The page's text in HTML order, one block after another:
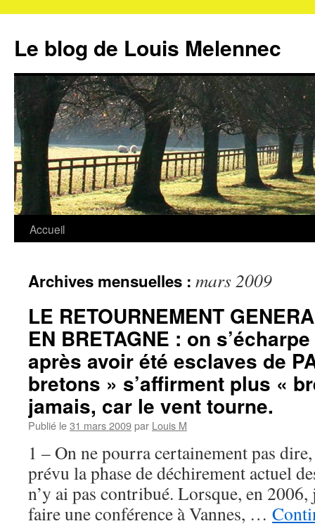
contenu
Le blog de Louis Melennec
Accueil
Archives mensuelles : mars 2009
LE RETOURNEMENT
EN BRETAGNE : on
après avoir été esclaves de
bretons » s’affirment plus «
jamais, car le vent tourne.
Publié le31 mars 2009par Louis M
1 – On ne pourra certainement pas
prévu la phase de déchirement actuel
n’y ai pas contribué. Lorsque, en 2006,
faire une conférence à Vannes, …